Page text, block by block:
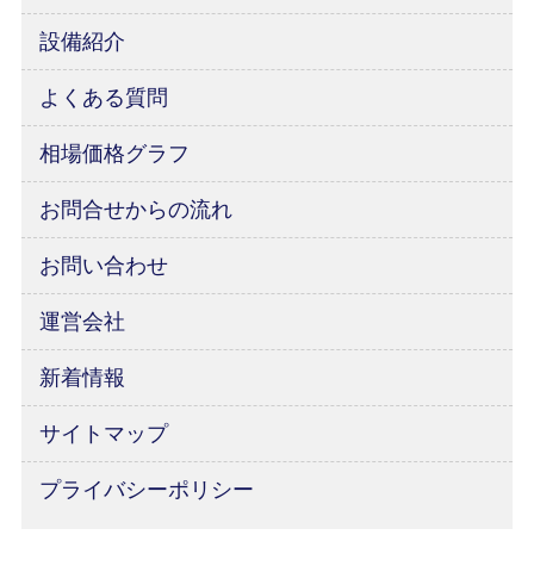
設備紹介
よくある質問
相場価格グラフ
お問合せからの流れ
お問い合わせ
運営会社
新着情報
サイトマップ
プライバシーポリシー